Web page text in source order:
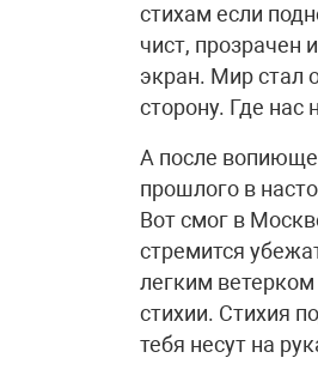
стихам если
чист, прозрачен
экран. Мир стал
сторону. Где нас
А после
прошлого в
Вот смог в
стремится
легким
стихии. Стихия
тебя несут на